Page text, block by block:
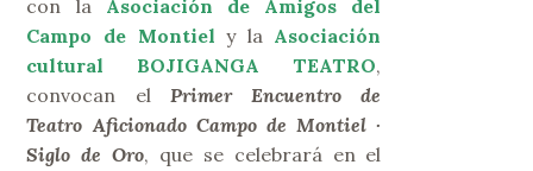
con la Asociación de Amigos del
Campo de Montiel y la Asociación
cultural BOJIGANGA TEATRO,
convocan el Primer Encuentro de
Teatro Aficionado Campo de Montiel ·
Siglo de Oro, que se celebrará en el